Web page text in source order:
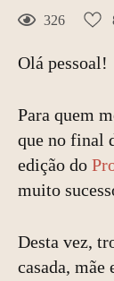
326
Olá pessoal!
Para quem
que no final
edição do
muito
Desta vez,
casada, mãe